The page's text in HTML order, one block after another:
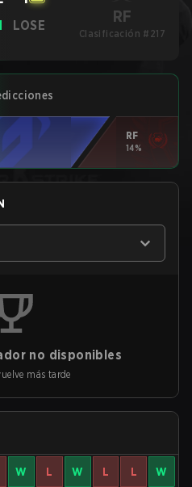
LOSE RF
Clasificación #217
RF
14%
no disponibles
más tarde
W L W L L W